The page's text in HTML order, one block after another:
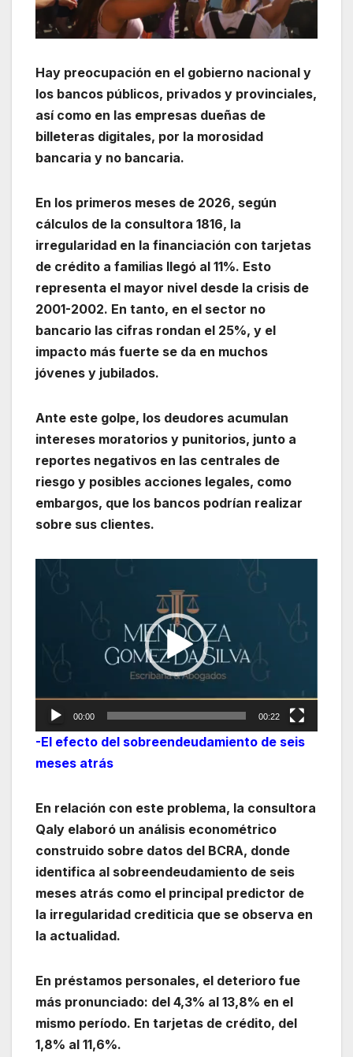
Hay preocupación en el gobierno nacional y
los bancos públicos, privados y provinciales,
así como en las empresas dueñas de
billeteras digitales, por la morosidad
bancaria y no bancaria.
En los primeros meses de 2026, según
cálculos de la consultora 1816, la
irregularidad en la financiación con tarjetas
de crédito a familias llegó al 11%. Esto
representa el mayor nivel desde la crisis de
2001-2002. En tanto, en el sector no
bancario las cifras rondan el 25%, y el
impacto más fuerte se da en muchos
jóvenes y jubilados.
Ante este golpe, los deudores acumulan
intereses moratorios y punitorios, junto a
reportes negativos en las centrales de
riesgo y posibles acciones legales, como
embargos, que los bancos podrían realizar
sobre sus clientes.
00:00 00:22
-El efecto del sobreendeudamiento de seis
meses atrás
En relación con este problema, la consultora
Qaly elaboró un análisis econométrico
construido sobre datos del BCRA, donde
identifica al sobreendeudamiento de seis
meses atrás como el principal predictor de
la irregularidad crediticia que se observa en
la actualidad.
En préstamos personales, el deterioro fue
más pronunciado: del 4,3% al 13,8% en el
mismo período. En tarjetas de crédito, del
1,8% al 11,6%.